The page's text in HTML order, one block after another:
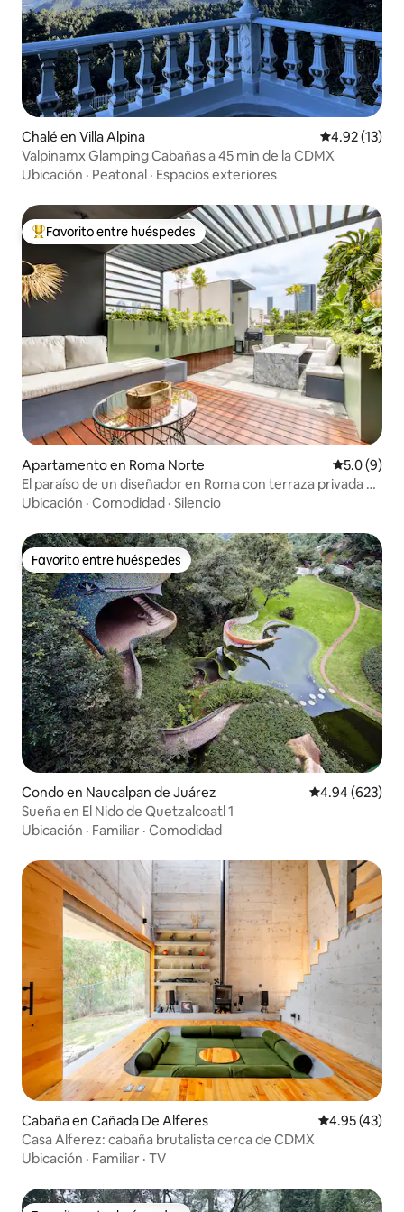
Chalé en Villa Alpina Calificación
4.92 (13)
Valpinamx Glamping Cabañas a 45 min de la CDMX
Ubicación · Peatonal · Espacios exteriores
Favorito entre huéspedes preferido
Favorito entre huéspedes
Apartamento en Roma Norte
5.0 (9)
El paraíso de un diseñador en Roma con terraza privada en
la azotea
Ubicación · Comodidad · Silencio
Favorito entre huéspedes
Favorito entre huéspedes
Condo en Naucalpan de Juárez Calificación
4.94 (623)
Sueña en El Nido de Quetzalcoatl 1
Ubicación · Familiar · Comodidad
Cabaña en Cañada De Alferes Calificación
4.95 (43)
Casa Alferez: cabaña brutalista cerca de CDMX
Ubicación · Familiar · TV